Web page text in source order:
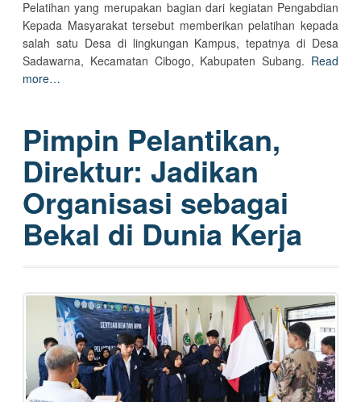
Pelatihan yang merupakan bagian dari kegiatan Pengabdian
Kepada Masyarakat tersebut memberikan pelatihan kepada
salah satu Desa di lingkungan Kampus, tepatnya di Desa
Sadawarna, Kecamatan Cibogo, Kabupaten Subang. Read
more…
Pimpin Pelantikan,
Direktur: Jadikan
Organisasi sebagai
Bekal di Dunia Kerja